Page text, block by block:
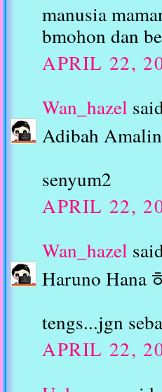
manusia
bmohon dan
APRIL 22,
Wan_hazel
Adibah
senyum2
APRIL 22,
Wan_hazel
Haruno Hana
tengs...jgn
APRIL 22,